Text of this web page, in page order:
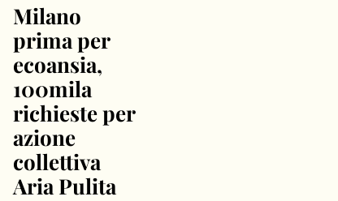
Milano
prima per
ecoansia,
100mila
richieste per
azione
collettiva
Aria Pulita